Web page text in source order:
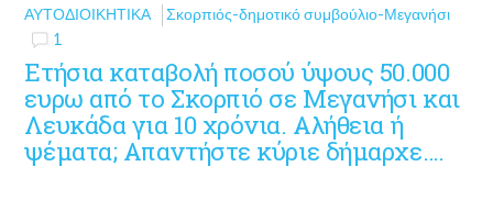
ΑΥΤΟΔΙΟΙΚΗΤΙΚΆ
Σκορπιός-δημοτικό συμβούλιο-Μεγανήσι
1
Ετήσια καταβολή ποσού ύψους 50.000
ευρω από το Σκορπιό σε Μεγανήσι και
Λευκάδα για 10 χρόνια. Αλήθεια ή
ψέματα; Απαντήστε κύριε δήμαρχε….